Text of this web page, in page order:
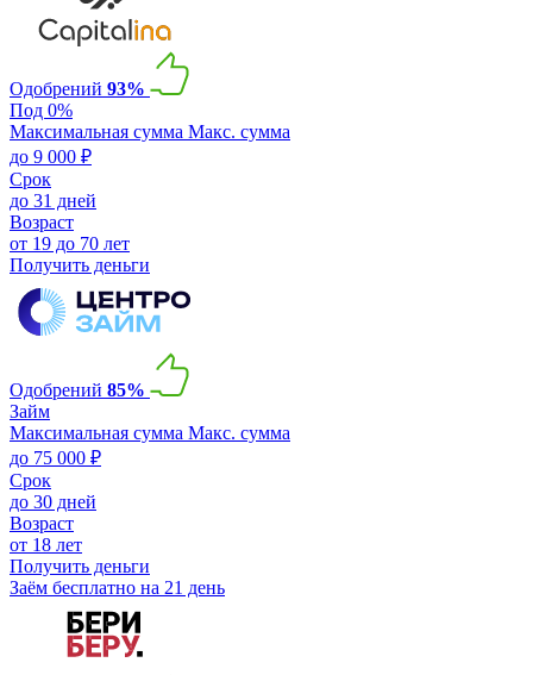
Одобрений 93%
Под 0%
Максимальная сумма Макс. сумма
до 9 000 ₽
Срок
до 31 дней
Возраст
от 19 до 70 лет
Получить деньги
Одобрений 85%
Займ
Максимальная сумма Макс. сумма
до 75 000 ₽
Срок
до 30 дней
Возраст
от 18 лет
Получить деньги
Заём бесплатно на 21 день